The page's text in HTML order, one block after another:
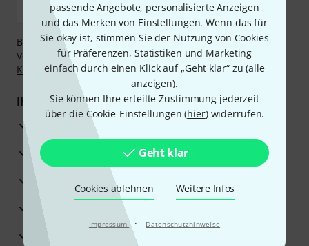
passende Angebote, personalisierte Anzeigen
und das Merken von Einstellungen. Wenn das für
Sie okay ist, stimmen Sie der Nutzung von Cookies
für Präferenzen, Statistiken und Marketing
einfach durch einen Klick auf „Geht klar“ zu (alle
anzeigen).
Sie können Ihre erteilte Zustimmung jederzeit
über die Cookie-Einstellungen (hier) widerrufen.
Geht klar
Cookies ablehnen Weitere Infos
Impressum · Datenschutzhinweise
Bezahlen Sie vertraulich und sicher per Nachnahme,
Vorkasse, PayPal, Amazon Pay,Klarna Sofort bezahlen
Klarna Ratenzahlungoder Kreditkarte.
Ihre Vorteile
3 Jahre Thomann Garantie
30 Tage Money-Back-Garantie
Beratung durch Fachexperten
Zufriedenheitsgarantie